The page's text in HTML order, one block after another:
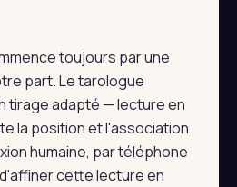
toujours par une
part. Le tarologue
tirage adapté — lecture en
la position et l'association
humaine, par téléphone
cette lecture en